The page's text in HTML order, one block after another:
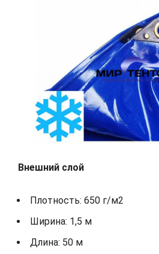
Внешний слой
Плотность: 650 г/м2
Ширина: 1,5 м
Длина: 50 м